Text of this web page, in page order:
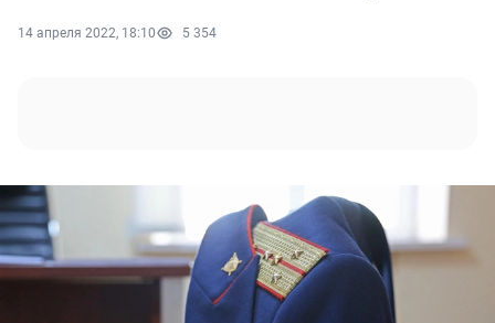
14 апреля 2022, 18:10 5 354